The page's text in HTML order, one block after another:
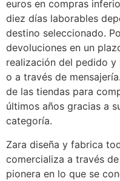
euros en compras
diez días laborables
destino seleccionado.
devoluciones en un
realización del pedido y
o a través de
de las tiendas para
últimos años gracias a
categoría.
Zara diseña y fabrica
comercializa a través
pionera en lo que se